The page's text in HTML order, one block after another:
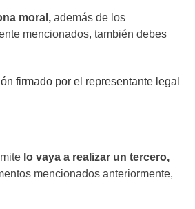
moral, además de los
mencionados, también debes
firmado por el representante legal
lo vaya a realizar un tercero,
mencionados anteriormente,